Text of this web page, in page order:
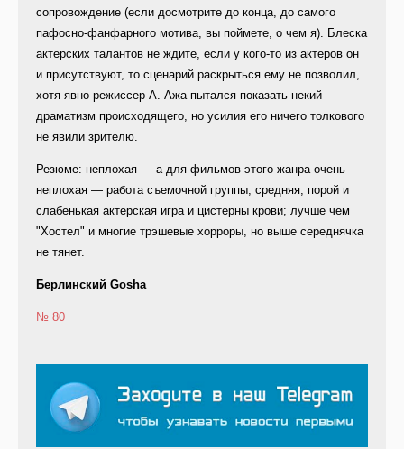
сопровождение (если досмотрите до конца, до самого
пафосно-фанфарного мотива, вы поймете, о чем я). Блеска
актерских талантов не ждите, если у кого-то из актеров он
и присутствуют, то сценарий раскрыться ему не позволил,
хотя явно режиссер А. Ажа пытался показать некий
драматизм происходящего, но усилия его ничего толкового
не явили зрителю.
Резюме: неплохая — а для фильмов этого жанра очень
неплохая — работа съемочной группы, средняя, порой и
слабенькая актерская игра и цистерны крови; лучше чем
"Хостел" и многие трэшевые хорроры, но выше середнячка
не тянет.
Берлинский Gosha
№ 80